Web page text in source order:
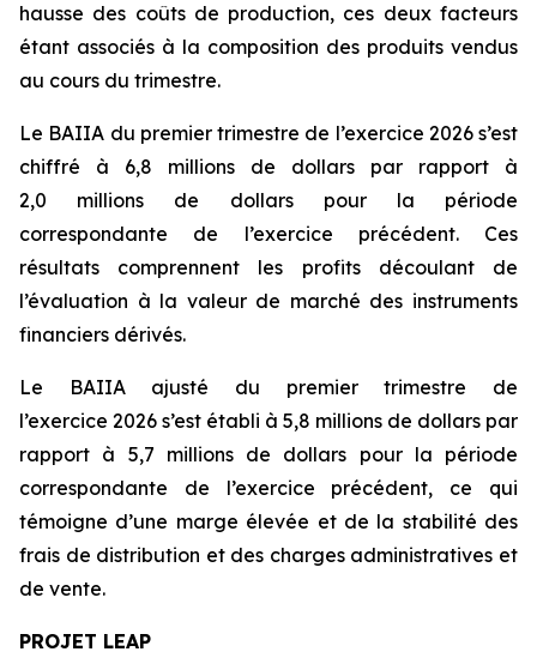
hausse des coûts de production, ces deux facteurs
étant associés à la composition des produits vendus
au cours du trimestre.
Le BAIIA du premier trimestre de l’exercice 2026 s’est
chiffré à 6,8 millions de dollars par rapport à
2,0 millions de dollars pour la période
correspondante de l’exercice précédent. Ces
résultats comprennent les profits découlant de
l’évaluation à la valeur de marché des instruments
financiers dérivés.
Le BAIIA ajusté du premier trimestre de
l’exercice 2026 s’est établi à 5,8 millions de dollars par
rapport à 5,7 millions de dollars pour la période
correspondante de l’exercice précédent, ce qui
témoigne d’une marge élevée et de la stabilité des
frais de distribution et des charges administratives et
de vente.
PROJET LEAP